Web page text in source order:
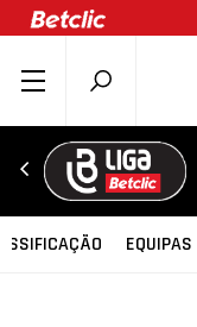
EQUIPAS
SOBRE A FPB
DOCUMENTOS
ÚLTIMAS
COMPETIÇÕES